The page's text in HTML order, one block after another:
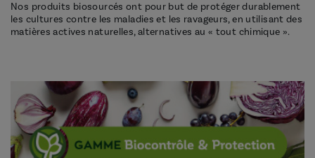
Nos produits biosourcés ont pour but de protéger durablement
les cultures contre les maladies et les ravageurs, en utilisant des
matières actives naturelles, alternatives au « tout chimique ».